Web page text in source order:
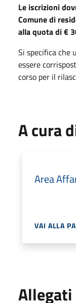
Le iscrizioni
Comune di
alla quota di €
Si specifica che
essere
corso per il
A cura
Area
VAI ALLA
Allegati